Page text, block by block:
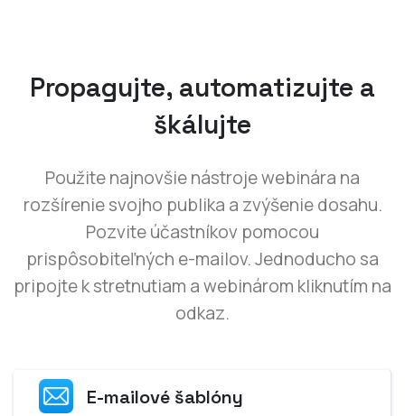
Propagujte, automatizujte a
škálujte
Použite najnovšie nástroje webinára na
rozšírenie svojho publika a zvýšenie dosahu.
Pozvite účastníkov pomocou
prispôsobiteľných e-mailov. Jednoducho sa
pripojte k stretnutiam a webinárom kliknutím na
odkaz.
E-mailové šablóny